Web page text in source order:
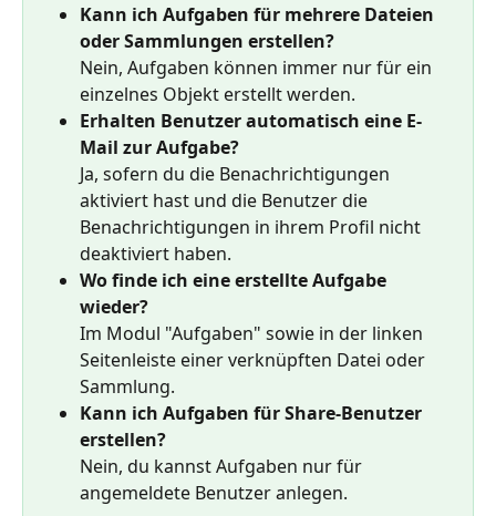
Kann ich Aufgaben für mehrere Dateien
oder Sammlungen erstellen?
Nein, Aufgaben können immer nur für ein
einzelnes Objekt erstellt werden.
Erhalten Benutzer automatisch eine E-
Mail zur Aufgabe?
Ja, sofern du die Benachrichtigungen
aktiviert hast und die Benutzer die
Benachrichtigungen in ihrem Profil nicht
deaktiviert haben.
Wo finde ich eine erstellte Aufgabe
wieder?
Im Modul "Aufgaben" sowie in der linken
Seitenleiste einer verknüpften Datei oder
Sammlung.
Kann ich Aufgaben für Share-Benutzer
erstellen?
Nein, du kannst Aufgaben nur für
angemeldete Benutzer anlegen.